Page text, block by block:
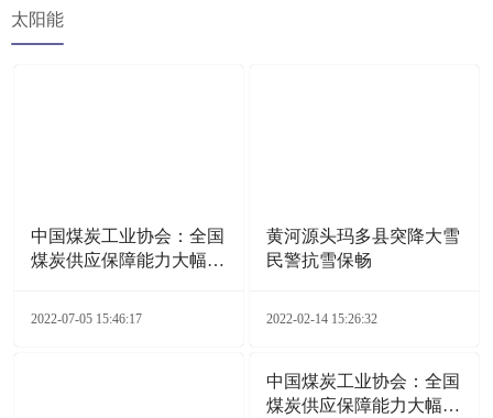
太阳能
中国煤炭工业协会：全国
煤炭供应保障能力大幅增
2022-07-05 15:46:17
黄河源头玛多县突降大雪
民警抗雪保畅
2022-02-14 15:26:32
中国煤炭工业协会：全国
煤炭供应保障能力大幅增